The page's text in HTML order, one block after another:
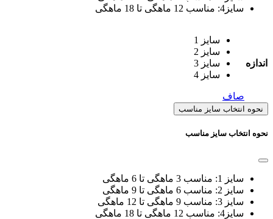
سایز4: مناسب 12 ماهگی تا 18 ماهگی
اندازه
سایز 1
سایز 2
سایز 3
سایز 4
صاف
نحوه انتخاب سایز مناسب
نحوه انتخاب سایز مناسب
سایز 1: مناسب 3 ماهگی تا 6 ماهگی
سایز 2: مناسب 6 ماهگی تا 9 ماهگی
سایز 3: مناسب 9 ماهگی تا 12 ماهگی
سایز4: مناسب 12 ماهگی تا 18 ماهگی